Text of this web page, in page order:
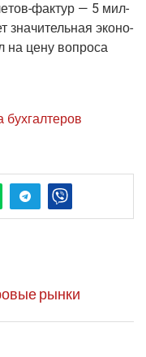
фак­тур — 5 мил­
зна­чи­тель­ная эко­но­
на цену вопро­са
бухгалтеров
рынки